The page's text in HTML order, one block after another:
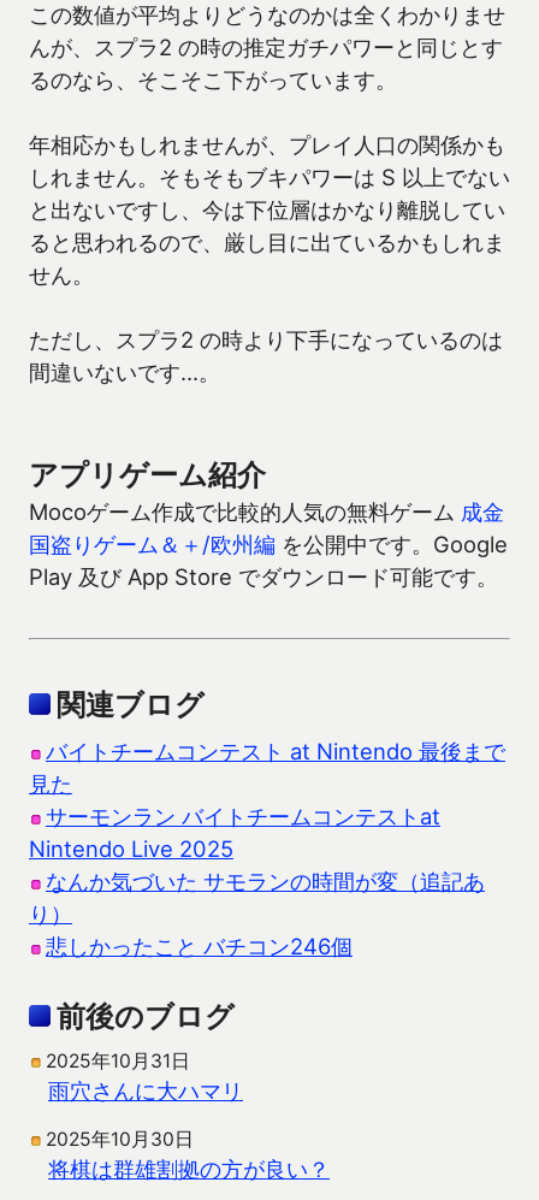
この数値が平均よりどうなのかは全くわかりませ
んが、スプラ2 の時の推定ガチパワーと同じとす
るのなら、そこそこ下がっています。
年相応かもしれませんが、プレイ人口の関係かも
しれません。そもそもブキパワーは S 以上でない
と出ないですし、今は下位層はかなり離脱してい
ると思われるので、厳し目に出ているかもしれま
せん。
ただし、スプラ2 の時より下手になっているのは
間違いないです…。
アプリゲーム紹介
Mocoゲーム作成で比較的人気の無料ゲーム 成金
国盗りゲーム＆＋/欧州編 を公開中です。Google
Play 及び App Store でダウンロード可能です。
関連ブログ
バイトチームコンテスト at Nintendo 最後まで
見た
サーモンラン バイトチームコンテストat
Nintendo Live 2025
なんか気づいた サモランの時間が変（追記あ
り）
悲しかったこと バチコン246個
前後のブログ
2025年10月31日
雨穴さんに大ハマリ
2025年10月30日
将棋は群雄割拠の方が良い？